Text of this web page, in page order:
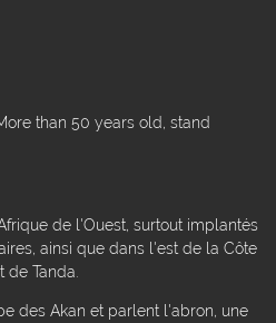
than 50 years old, stand
de l'Ouest, surtout implantés
ainsi que dans l'est de la Côte
Tanda.
des Akan et parlent l'abron, une